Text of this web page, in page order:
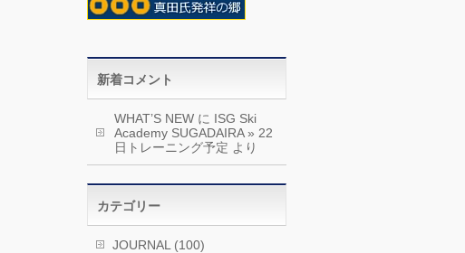
新着コメント
WHAT’S NEW に ISG Ski
Academy SUGADAIRA » 22
日トレーニング予定 より
カテゴリー
JOURNAL (100)